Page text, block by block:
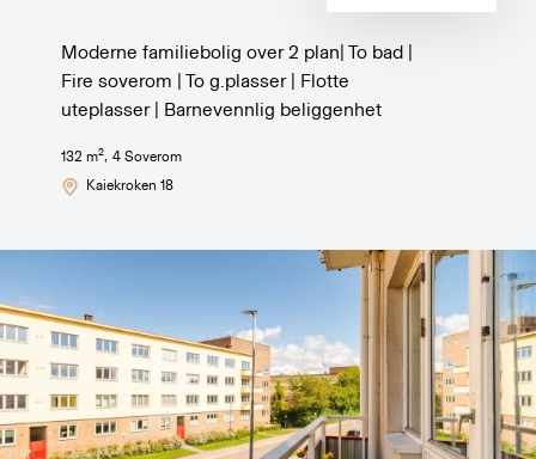
Moderne familiebolig over 2 plan| To bad |
Fire soverom | To g.plasser | Flotte
uteplasser | Barnevennlig beliggenhet
132 m2, 4Soverom
Kaiekroken 18